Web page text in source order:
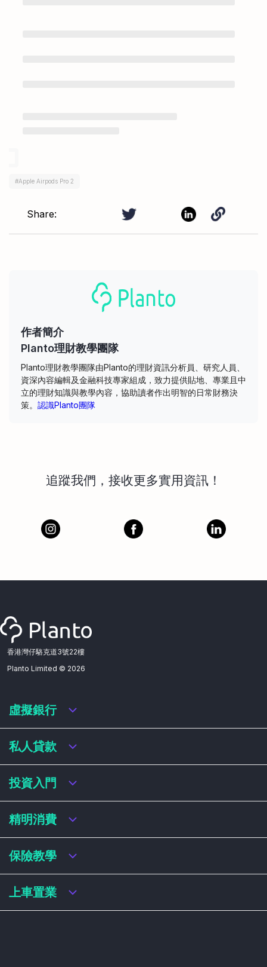
#Apple Airpods Pro 2
Share:
作者簡介
Planto理財教學團隊
Planto理財教學團隊由Planto的理財資訊分析員、研究人員、
資深內容編輯及金融科技專家組成，致力提供貼地、專業且中
立的理財知識與教學內容，協助讀者作出明智的日常財務決
策。 認識Planto團隊
追蹤我們，接收更多實用資訊！
香港灣仔駱克道3號22樓
Planto Limited © 2026
虛擬銀行
虛擬銀行迎新優惠
虛擬銀行存款利率比較
虛擬銀行銀扣賬卡 / 信用卡
虛擬銀行貸款
私人貸款
私人貸款年利率比較
網上即批貸款
結餘轉戶
稅務貸款
財務公司貸款
投資入門
港股戶口收費及迎新優惠
基金平台比較
買加密貨幣教學
精明消費
網購信用卡
飛行里數信用卡
學生信用卡
保險教學
買保險基本概念
上車置業